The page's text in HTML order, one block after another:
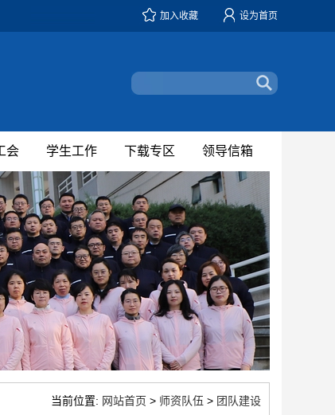
设为首页
加入收藏
会 学生工作 下载专区 领导信箱
当前位置: 网站首页 > 师资队伍 > 团队建设